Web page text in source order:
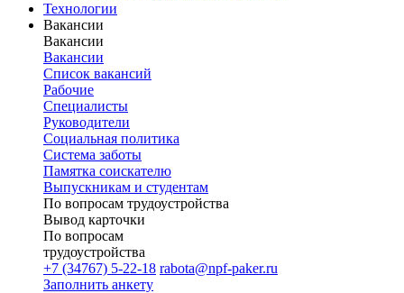
Технологии
Вакансии
Вакансии
Вакансии
Список вакансий
Рабочие
Специалисты
Руководители
Cоциальная политика
Система заботы
Памятка соискателю
Выпускникам и студентам
По вопросам трудоустройства
Вывод карточки
По вопросам
трудоустройства
+7 (34767) 5-22-18 rabota@npf-paker.ru
Заполнить анкету